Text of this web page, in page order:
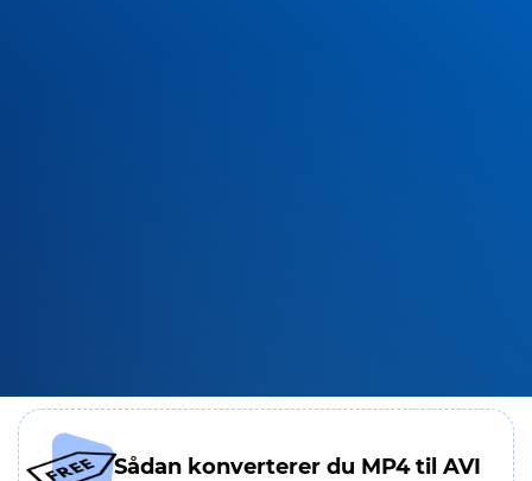
Sådan konverterer du MP4 til AVI